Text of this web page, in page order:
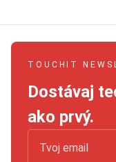
TOUCHIT
Dostávaj
ako prvý.